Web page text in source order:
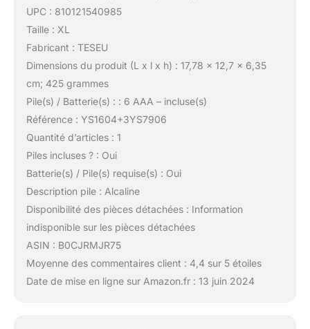
UPC : 810121540985
Taille : XL
Fabricant : TESEU
Dimensions du produit (L x l x h) : 17,78 x 12,7 x 6,35
cm; 425 grammes
Pile(s) / Batterie(s) : : 6 AAA – incluse(s)
Référence : YS1604+3YS7906
Quantité d’articles : 1
Piles incluses ? : Oui
Batterie(s) / Pile(s) requise(s) : Oui
Description pile : Alcaline
Disponibilité des pièces détachées : Information
indisponible sur les pièces détachées
ASIN : B0CJRMJR75
Moyenne des commentaires client : 4,4 sur 5 étoiles
Date de mise en ligne sur Amazon.fr : 13 juin 2024